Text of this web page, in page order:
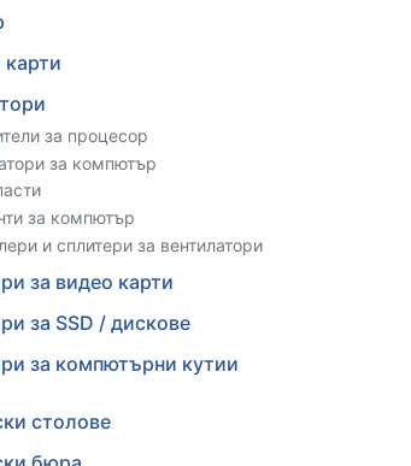
карти
за процесор
за компютър
за компютър
и сплитери за вентилатори
за видео карти
за SSD / дискове
за компютърни кутии
столове